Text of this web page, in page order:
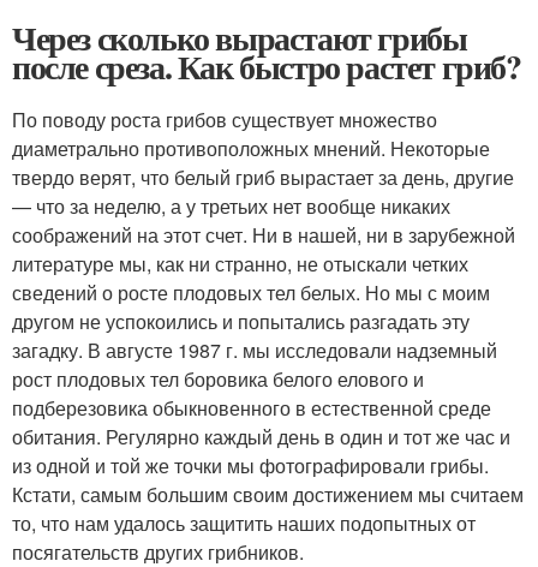
Через сколько вырастают грибы
после среза. Как быстро растет гриб?
По поводу роста грибов существует множество
диаметрально про­тивоположных мнений. Некоторые
твердо верят, что белый гриб вырастает за день, другие
— что за неделю, а у третьих нет вообще никаких
соображений на этот счет. Ни в нашей, ни в зарубежной
ли­тературе мы, как ни странно, не отыскали четких
сведений о росте плодовых тел белых. Но мы с моим
другом не успокоились и попытались разгадать эту
загадку. В августе 1987 г. мы исследовали надземный
рост плодовых тел боровика белого елового и
подберезовика обыкновенного в естественной среде
обитания. Ре­гулярно каждый день в один и тот же час и
из одной и той же точки мы фотографировали грибы.
Кстати, самым большим своим достиже­нием мы считаем
то, что нам удалось защитить наших подопытных от
посягательств других грибников.